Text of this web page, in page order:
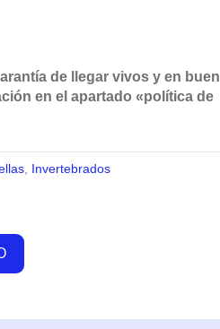
de llegar vivos y en buen
en el apartado «política de
Invertebrados